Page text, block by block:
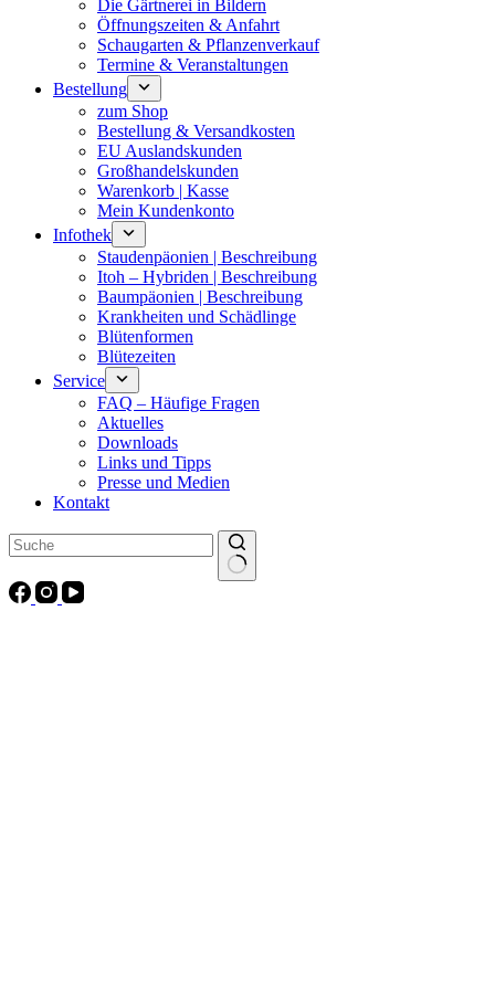
Die Gärtnerei in Bildern
Öffnungszeiten & Anfahrt
Schaugarten & Pflanzenverkauf
Termine & Veranstaltungen
Bestellung
zum Shop
Bestellung & Versandkosten
EU Auslandskunden
Großhandelskunden
Warenkorb | Kasse
Mein Kundenkonto
Infothek
Staudenpäonien | Beschreibung
Itoh – Hybriden | Beschreibung
Baumpäonien | Beschreibung
Krankheiten und Schädlinge
Blütenformen
Blütezeiten
Service
FAQ – Häufige Fragen
Aktuelles
Downloads
Links und Tipps
Presse und Medien
Kontakt
Keine
Ergebnisse